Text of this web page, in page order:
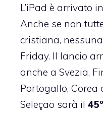
L’iPad è arrivato
Anche se non
cristiana,
Friday. Il lancio
anche a Svezia,
Portogallo,
Seleçao sarà il